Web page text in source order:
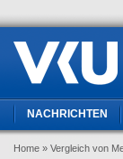
NACHRICHTEN
Home » Vergleich von